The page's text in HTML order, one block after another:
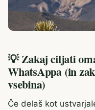
💡 Zakaj ciljati
WhatsAppa (in
vsebina)
Če delaš kot